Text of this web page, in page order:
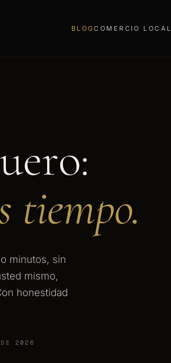
BLOGCOMERCIO LOCAL
tiempo.
minutos, sin
mismo,
honestidad
2026